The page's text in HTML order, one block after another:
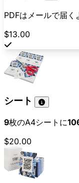
PDFはメールで届く
$13.00
シート
9枚のA4シートに
$20.00